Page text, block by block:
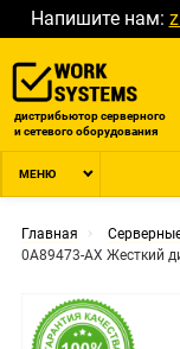
Напишите нам:
дистрибьютор серверного
и сетевого оборудования
МЕНЮ
Главная
0A89473-AX Жесткий